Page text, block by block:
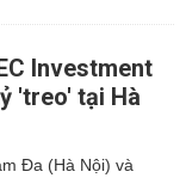
Investment
'treo' tại Hà
Đa (Hà Nội) và